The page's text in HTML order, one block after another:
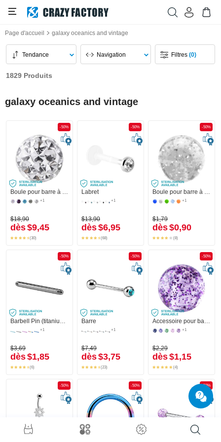
Page d'accueil galaxy oceanics and vintage
Tendance Navigation Filtres(0)
1829 Produits
galaxy oceanics and vintage
-50%
Boule pour barre à filetage (acier chirurgical, argent, finition brillante) avec pierres en cristal
+1
$18,90
dès$9,45
(30)
-50%
Labret
+1
$13,90
dès$6,95
(68)
-50%
Boule pour barre à filetage (acrylique, différentes couleurs) avec paillettes
+1
$1,79
dès$0,90
(8)
-50%
+1
$3,69
dès$1,85
(6)
-50%
Barre
+1
$7,49
dès$3,75
(23)
-50%
+1
$2,29
dès$1,15
(4)
-50% -50% -50%